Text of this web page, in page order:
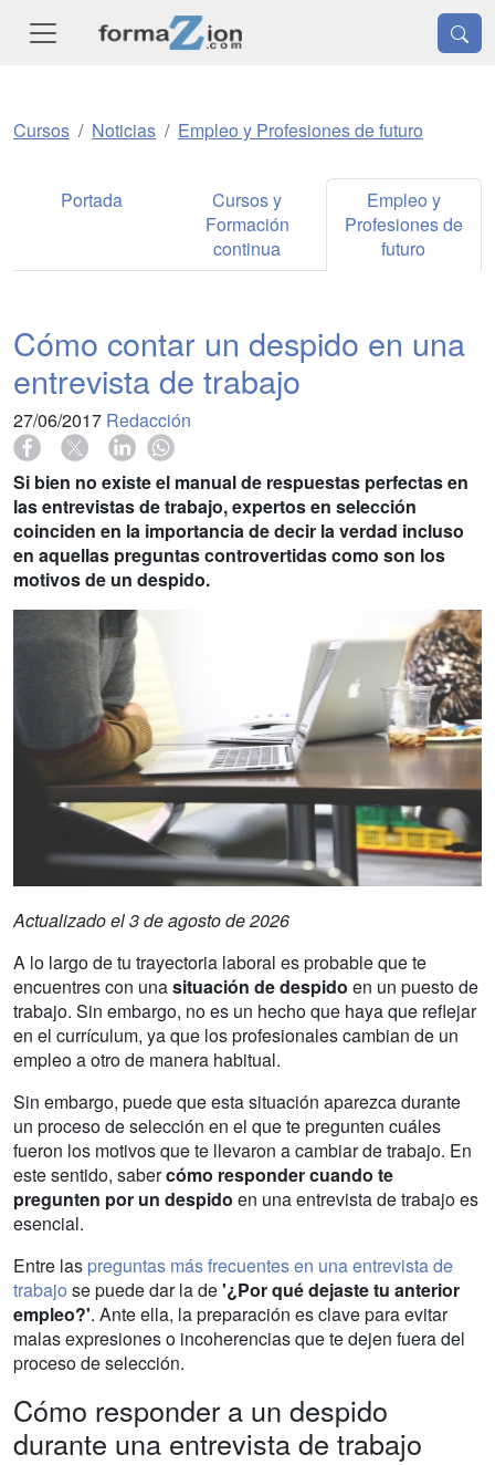
Cursos Noticias Empleo y Profesiones de futuro
Portada
Cursos y
Formación
continua
Empleo y
Profesiones de
futuro
Cómo contar un despido en una
entrevista de trabajo
27/06/2017 Redacción
Si bien no existe el manual de respuestas perfectas en
las entrevistas de trabajo, expertos en selección
coinciden en la importancia de decir la verdad incluso
en aquellas preguntas controvertidas como son los
motivos de un despido.
Actualizado el 3 de agosto de 2026
A lo largo de tu trayectoria laboral es probable que te
encuentres con unasituación de despido en un puesto de
trabajo. Sin embargo, no es un hecho que haya que reflejar
en el currículum, ya que los profesionales cambian de un
empleo a otro de manera habitual.
Sin embargo, puede que esta situación aparezca durante
un proceso de selección en el que te pregunten cuáles
fueron los motivos que te llevaron a cambiar de trabajo. En
este sentido, sabercómo responder cuando te
pregunten por un despido en una entrevista de trabajo es
esencial.
Entre las preguntas más frecuentes en una entrevista de
trabajo se puede dar la de'¿Por qué dejaste tu anterior
empleo?'. Ante ella, la preparación es clave para evitar
malas expresiones o incoherencias que te dejen fuera del
proceso de selección.
Cómo responder a un despido
durante una entrevista de trabajo